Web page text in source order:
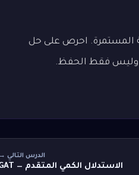
المستمرة. احرص على حل
وليس فقط الحفظ.
الدرس التالي →
الاستدلال الكمي المتقدم — GAT